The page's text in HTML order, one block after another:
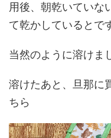
用後、朝乾いていな
て乾かしているとで
当然のように溶けま
溶けたあと、旦那に
ちら